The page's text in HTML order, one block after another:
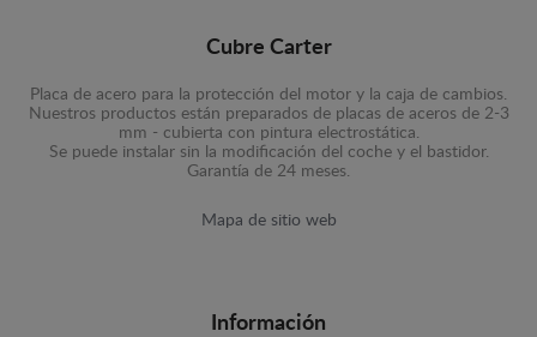
Cubre Carter
Placa de acero para la protección del motor y la caja de cambios.
Nuestros productos están preparados de placas de aceros de 2-3
mm - cubierta con pintura electrostática.
Se puede instalar sin la modificación del coche y el bastidor.
Garantía de 24 meses.
Mapa de sitio web
Información